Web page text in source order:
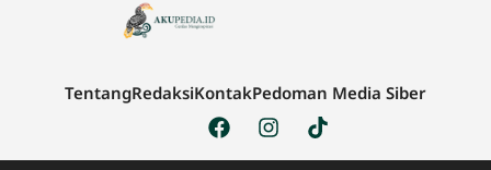
TentangRedaksiKontakPedoman Media Siber